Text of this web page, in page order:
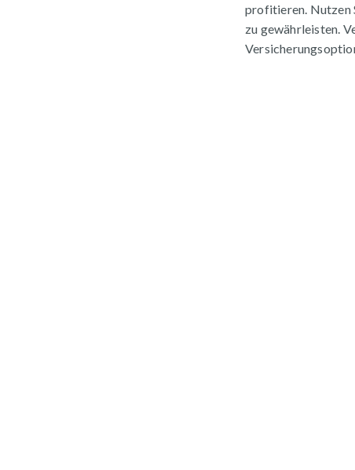
profitieren. Nutzen
zu gewährleisten.